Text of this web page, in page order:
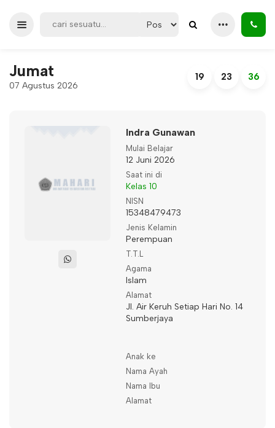
Jumat
07 Agustus 2026
19 23 36
Indra Gunawan
Mulai Belajar
12 Juni 2026
Saat ini di
Kelas 10
NISN
15348479473
Jenis Kelamin
Perempuan
T.T.L
Agama
Islam
Alamat
Jl. Air Keruh Setiap Hari No. 14
Sumberjaya
Anak ke
Nama Ayah
Nama Ibu
Alamat